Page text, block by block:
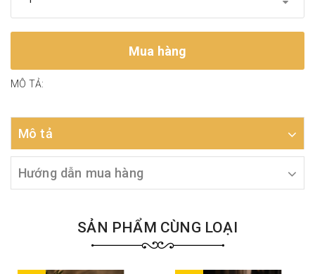
Mua hàng
MÔ TẢ:
Mô tả
Hướng dẫn mua hàng
SẢN PHẨM CÙNG LOẠI